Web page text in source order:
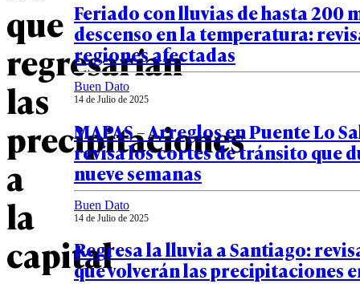
que
regresarían
las
precipitaciones
a
la
capital
Feriado con lluvias de hasta 200
descenso en la temperatura:
regiones afectadas
Buen Dato
14 de Julio de 2025
MAPAS – Arreglos en Puente Lo
revisa los cortes de tránsito que
nueve semanas
Buen Dato
14 de Julio de 2025
Regresa la lluvia a Santiago:
que volverán las precipitaciones